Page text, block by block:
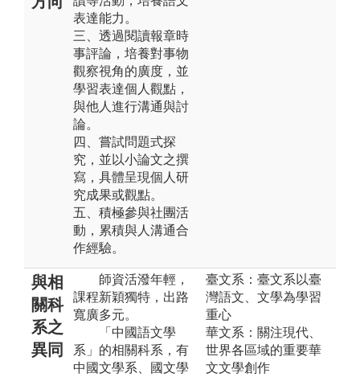
表達能力。
三、透過閱讀報章時
事評論，培養對事物
觀察視角的廣度，並
學習表達個人觀點，
與他人進行溝通與討
論。
四、嘗試問題式探
究，並以小論文之撰
寫，具體呈現個人研
究成果或觀點。
五、積極參與社團活
動，累積與人溝通合
作經驗。
與相
關科
系之
異同
師資活潑年輕，
課程新穎獨特，出路
寬廣多元。
「中國語文學
系」的相關科系，有
中國文學系、國文學
臺文系：臺文系以臺
灣語文、文學為學習
重心
華文系：關注現代、
世界各區域的重要華
文文學創作